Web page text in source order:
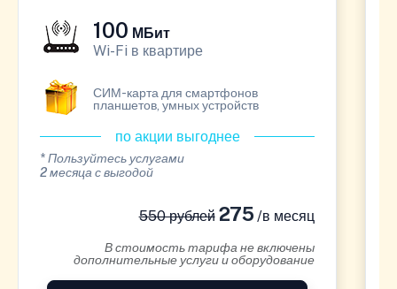
100 МБит
Wi-Fi в квартире
СИМ-карта для смартфонов
планшетов, умных устройств
по акции выгоднее
* Пользуйтесь услугами
2 месяца с выгодой
550 рублей275 /в месяц
В стоимость тарифа не включены
дополнительные услуги и оборудование